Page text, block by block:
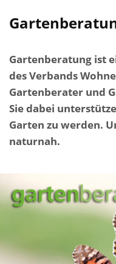
Gartenberatung ist
des Verbands
Gartenberater und
Sie dabei
Garten zu werden.
naturnah.